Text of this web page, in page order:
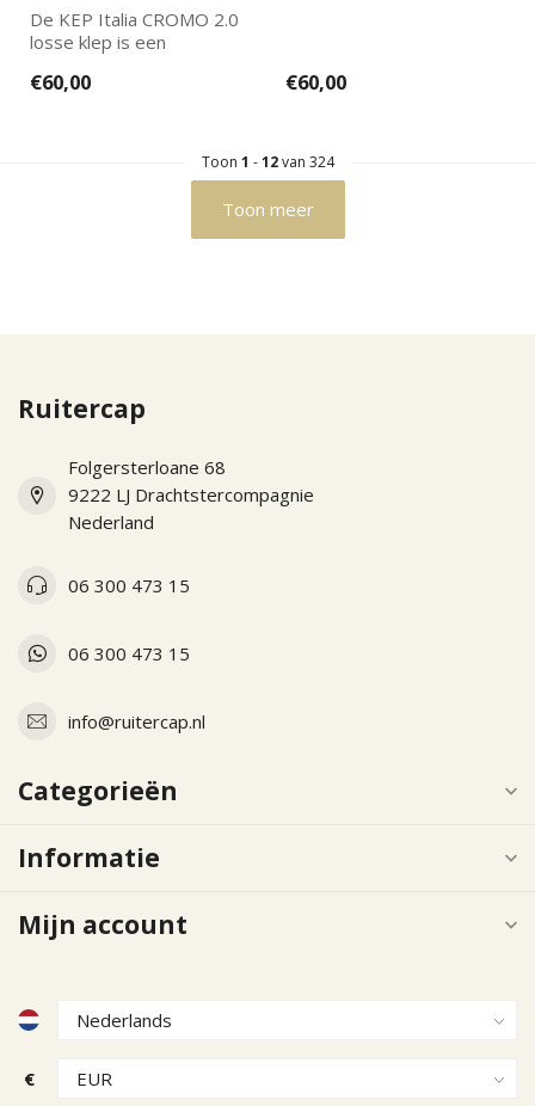
De KEP Italia CROMO 2.0
losse klep is een
cromo 2.0 mod...
€60,00 €60,00
Toon 1 -12van 324
Toon meer
Ruitercap
Folgersterloane 68
9222 LJ Drachtstercompagnie
Nederland
06 300 473 15
06 300 473 15
info@ruitercap.nl
Categorieën
Informatie
Mijn account
€